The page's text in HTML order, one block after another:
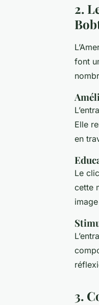
2.
font
Elle
en
Le
cette
3.